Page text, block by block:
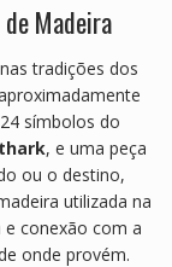
Madeira
tradições dos
símbolos do
, e uma peça
ou o destino,
utilizada na
e conexão com a
onde provém.